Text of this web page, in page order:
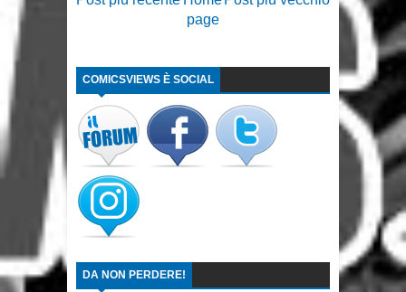
page
COMICSVIEWS È SOCIAL
DA NON PERDERE!